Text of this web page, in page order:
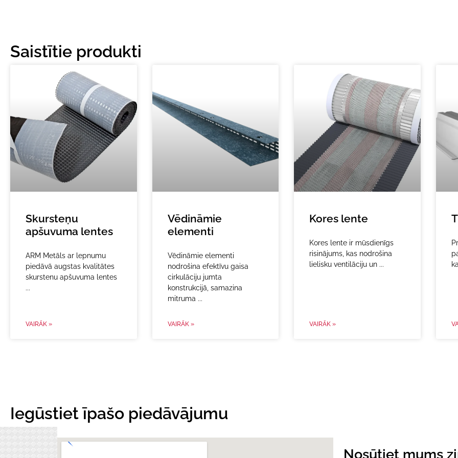
Saistītie produkti
Skursteņu
apšuvuma lentes
ARM Metāls ar lepnumu
piedāvā augstas kvalitātes
skurstenu apšuvuma lentes
VAIRĀK »
Vēdināmie
elementi
Vēdināmie elementi
nodrošina efektīvu gaisa
cirkulāciju jumta
konstrukcijā, samazina
mitruma
VAIRĀK »
Kores lente
Kores lente ir mūsdienīgs
risinājums, kas nodrošina
lielisku ventilāciju un
VAIRĀK »
Iegūstiet īpašo piedāvājumu
Nosūtiet mums